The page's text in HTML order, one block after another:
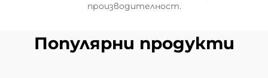
производителност.
Популярни продукти